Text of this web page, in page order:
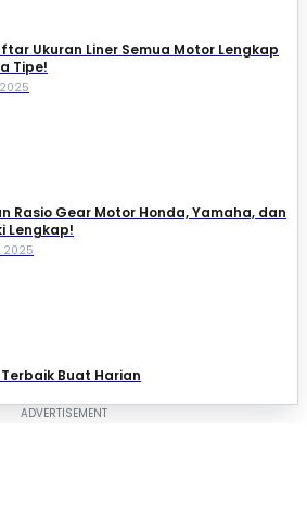
Ukuran Liner Semua Motor Lengkap
Tipe!
Rasio Gear Motor Honda, Yamaha, dan
Lengkap!
2025
Buat Harian